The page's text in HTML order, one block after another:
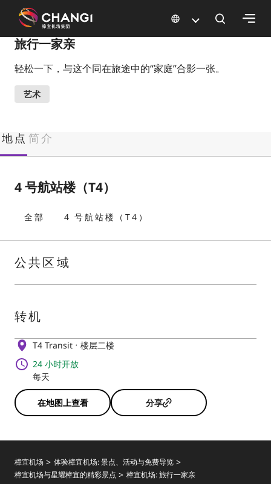
所
有
樟
网
站:
选
择
语
言:
旅行一家亲
轻松一下，与这个同在旅途中的“家庭”合影一张。
艺术
地点 简介
4 号航站楼（T4）
全部 4 号航站楼（T4）
公共区域
转机
T4 Transit
楼层二楼
24 小时开放
每天
在地图上查看 分享
樟宜机场
体验樟宜机场: 景点、活动与免费导览
樟宜机场与星耀樟宜的精彩景点
樟宜机场: 旅行一家亲